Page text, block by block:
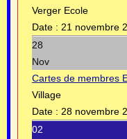
Verger Ecole
Date : 21 novembre
28
Nov
Cartes de membres
Village
Date : 28 novembre
02